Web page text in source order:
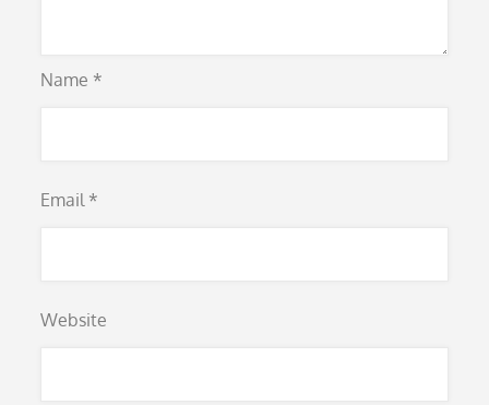
Name *
Email *
Website